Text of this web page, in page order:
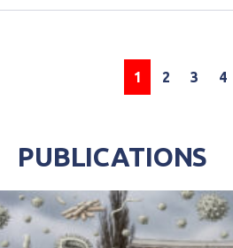
1 2 3 4
PUBLICATIONS